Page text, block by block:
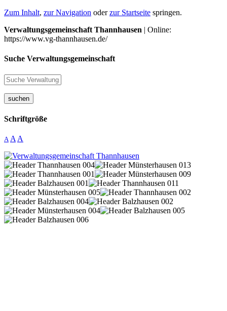
Zum Inhalt, zur Navigation oderzur Startseite springen.
Verwaltungsgemeinschaft Thannhausen | Online:
https://www.vg-thannhausen.de/
Suche Verwaltungsgemeinschaft
suchen
Schriftgröße
A A A